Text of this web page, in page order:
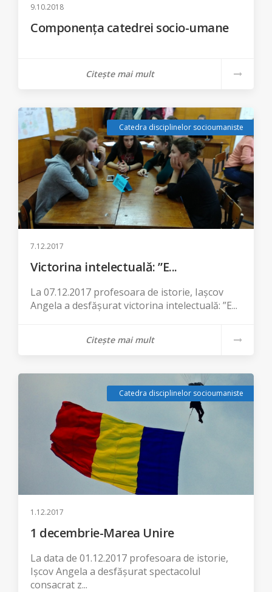
9.10.2018
Componența catedrei socio-umane
Citește mai mult
Catedra disciplinelor socioumaniste
7.12.2017
Victorina intelectuală: ”E...
La 07.12.2017 profesoara de istorie, Iașcov
Angela a desfășurat victorina intelectuală: ”E...
Citește mai mult
Catedra disciplinelor socioumaniste
1.12.2017
1 decembrie-Marea Unire
La data de 01.12.2017 profesoara de istorie,
Ișcov Angela a desfășurat spectacolul
consacrat z...